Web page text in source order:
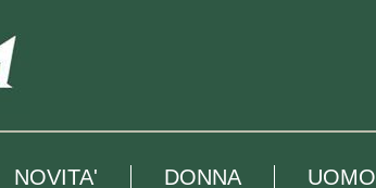
NOVITA' DONNA UOMO